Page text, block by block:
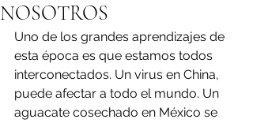
NOSOTROS
Uno de los grandes aprendizajes de
esta época es que estamos todos
interconectados. Un virus en China,
puede afectar a todo el mundo. Un
aguacate cosechado en México se